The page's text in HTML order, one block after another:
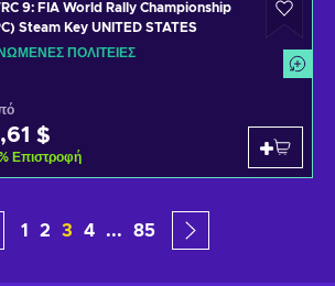
9: FIA World Rally Championship
Steam Key UNITED STATES
ΠΟΛΙΤΕΊΕΣ
$
Επιστροφή
1 2 3 4 ... 85